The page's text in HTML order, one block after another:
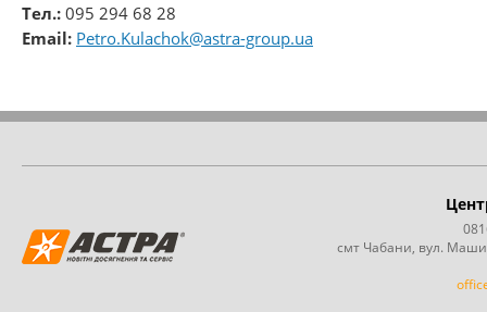
Тел.: 095 294 68 28
Email: Petro.Kulachok@astra-group.ua
смт Чабани, вул.